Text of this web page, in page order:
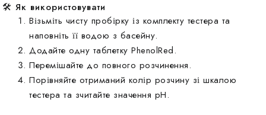
🛠 Як використовувати
Візьміть чисту пробірку із комплекту тестера та
наповніть її водою з басейну.
Додайте одну таблетку PhenolRed.
Перемішайте до повного розчинення.
Порівняйте отриманий колір розчину зі шкалою
тестера та зчитайте значення pH.